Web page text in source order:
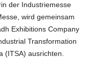
der Industriemesse
wird gemeinsam
Exhibitions Company
Transformation
(ITSA) ausrichten.